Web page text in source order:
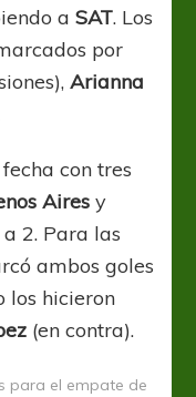
aSAT. Los
por
Arianna
con tres
Aires y
2. Para las
ambos goles
los hicieron
(en contra).
para el empate de